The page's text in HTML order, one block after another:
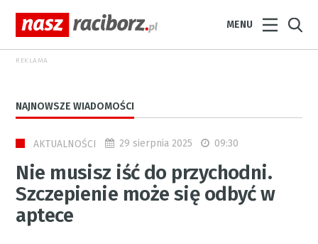
MENU
REKLAMA
NAJNOWSZE WIADOMOŚCI
AKTUALNOŚCI 29 sierpnia 2025 09:30
Nie musisz iść do przychodni.
Szczepienie może się odbyć w
aptece